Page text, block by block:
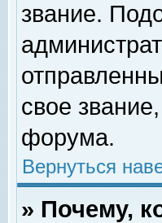
звание.
свое
форума.
Вернуться
» Почему,